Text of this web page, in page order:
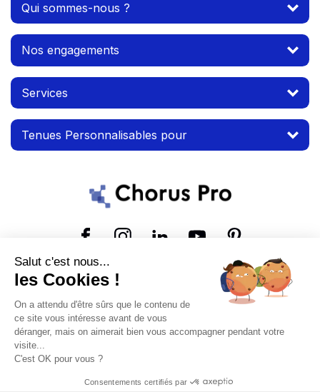
Qui sommes-nous ?
Nos engagements
Services
Tenues Personnalisables pour
© 2026 MTP. Tous droits réservés.
Conditions d'utilisation Mentions légales
Salut c'est nous...
les Cookies !
On a attendu d'être sûrs que le contenu de
ce site vous intéresse avant de vous
déranger, mais on aimerait bien vous accompagner pendant votre
visite...
C'est OK pour vous ?
Consentements certifiés par